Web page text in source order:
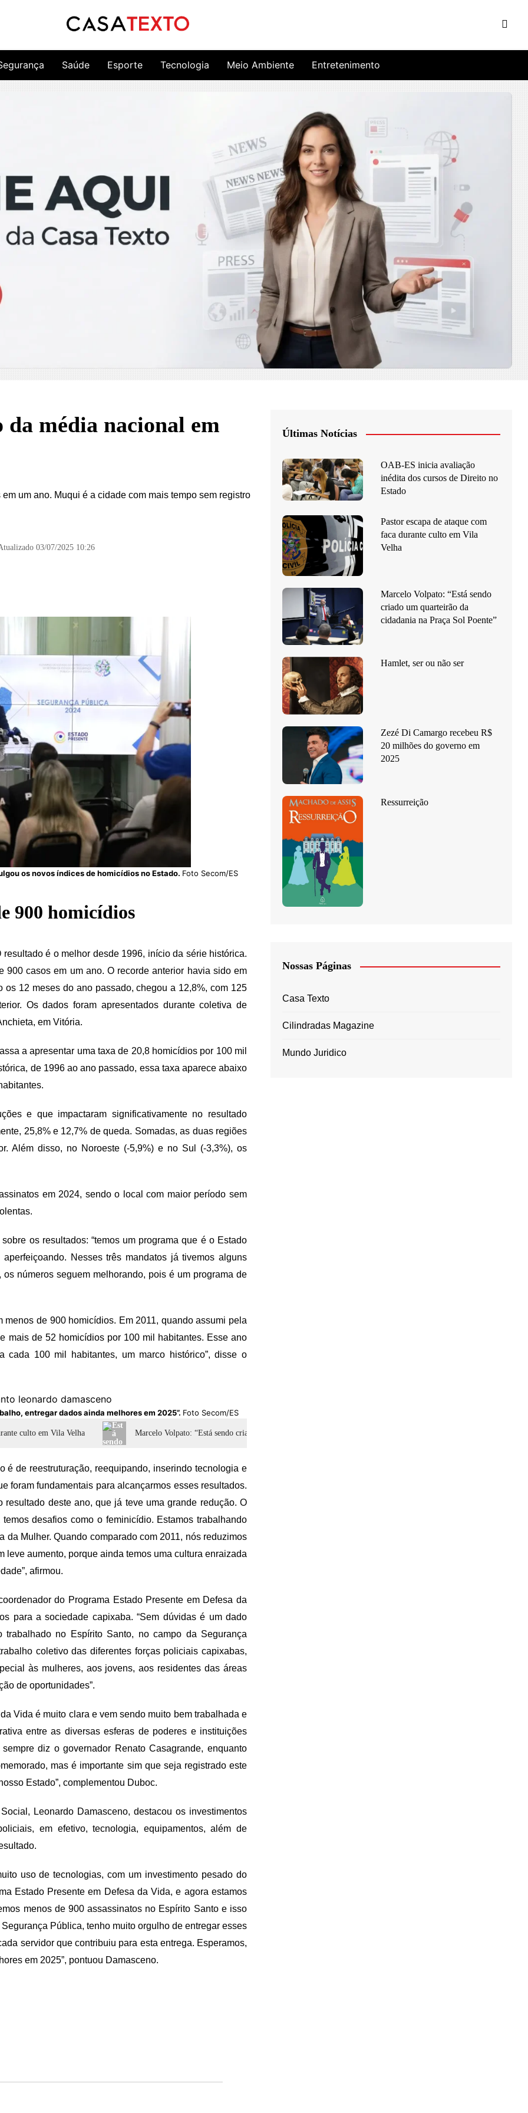
Saúde Esporte Tecnologia Meio Ambiente Entretenimento
média nacional em
um ano. Muqui é a cidade com mais tempo sem registro
03/07/2025 10:26
os novos índices de homicídios no Estado. Foto Secom/ES
900 homicídios
é o melhor desde 1996, início da série histórica.
casos em um ano. O recorde anterior havia sido em
12 meses do ano passado, chegou a 12,8%, com 125
Os dados foram apresentados durante coletiva de
em Vitória.
a apresentar uma taxa de 20,8 homicídios por 100 mil
de 1996 ao ano passado, essa taxa aparece abaixo
e que impactaram significativamente no resultado
25,8% e 12,7% de queda. Somadas, as duas regiões
Além disso, no Noroeste (-5,9%) e no Sul (-3,3%), os
em 2024, sendo o local com maior período sem
os resultados: “temos um programa que é o Estado
Nesses três mandatos já tivemos alguns
números seguem melhorando, pois é um programa de
de 900 homicídios. Em 2011, quando assumi pela
mais de 52 homicídios por 100 mil habitantes. Esse ano
100 mil habitantes, um marco histórico”, disse o
entregar dados ainda melhores em 2025”. Foto Secom/ES
culto em Vila Velha Marcelo Volpato: “Está sendo criado um quarteirão da cidadania na Praça Sol Poente”
é de reestruturação, reequipando, inserindo tecnologia e
foram fundamentais para alcançarmos esses resultados.
deste ano, que já teve uma grande redução. O
desafios como o feminicídio. Estamos trabalhando
Mulher. Quando comparado com 2011, nós reduzimos
aumento, porque ainda temos uma cultura enraizada
afirmou.
do Programa Estado Presente em Defesa da
para a sociedade capixaba. “Sem dúvidas é um dado
no Espírito Santo, no campo da Segurança
coletivo das diferentes forças policiais capixabas,
às mulheres, aos jovens, aos residentes das áreas
de oportunidades”.
Vida é muito clara e vem sendo muito bem trabalhada e
entre as diversas esferas de poderes e instituições
diz o governador Renato Casagrande, enquanto
mas é importante sim que seja registrado este
Estado”, complementou Duboc.
Leonardo Damasceno, destacou os investimentos
em efetivo, tecnologia, equipamentos, além de
uso de tecnologias, com um investimento pesado do
Estado Presente em Defesa da Vida, e agora estamos
menos de 900 assassinatos no Espírito Santo e isso
Pública, tenho muito orgulho de entregar esses
servidor que contribuiu para esta entrega. Esperamos,
em 2025”, pontuou Damasceno.
Últimas Notícias
OAB-ES inicia avaliação
inédita dos cursos de Direito no
Estado
Pastor escapa de ataque com
faca durante culto em Vila
Velha
Marcelo Volpato: “Está sendo
criado um quarteirão da
cidadania na Praça Sol Poente”
Hamlet, ser ou não ser
Zezé Di Camargo recebeu R$
20 milhões do governo em
2025
Ressurreição
Nossas Páginas
Casa Texto
Cilindradas Magazine
Mundo Juridico